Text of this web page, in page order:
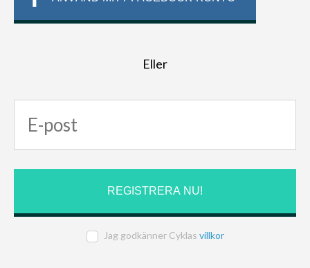
Eller
Jag godkänner Cyklas villkor